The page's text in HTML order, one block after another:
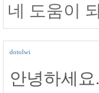
네 도움이
dotolwi
안녕하세